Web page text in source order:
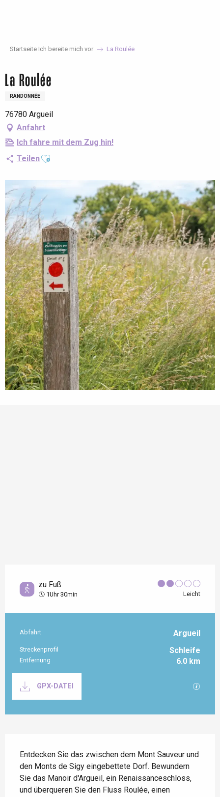
Startseite Ich bereite mich vor La Roulée
La Roulée
RANDONNÉE
76780 Argueil
Anfahrt
Ich fahre mit dem Zug hin!
TeilenAjouter aux favoris
zu Fuß
1Uhr 30min Leicht
Praktische Informationen
Abfahrt Argueil
Streckenprofil Schleife
Entfernung 6.0 km
GPX-DATEI Mit
Entdecken Sie das zwischen dem Mont Sauveur und
den Monts de Sigy eingebettete Dorf. Bewundern
Sie das Manoir d'Argueil, ein Renaissanceschloss,
und überqueren Sie den Fluss Roulée, einen